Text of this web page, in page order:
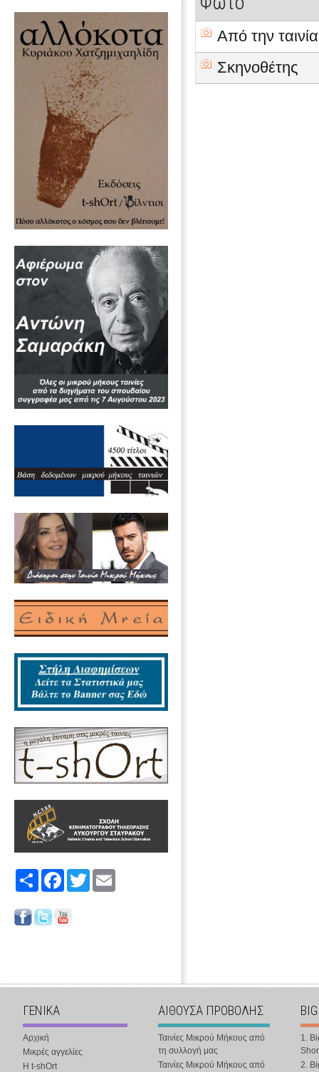
Share FacebookTwitter
Από την ταινία
Σκηνοθέτης
ΓΕΝΙΚΑ
Αρχική
Μικρές αγγελίες
Η t-shOrt
ΑΙΘΟΥΣΑ ΠΡΟΒΟΛΗΣ
Ταινίες Μικρού Μήκους από
τη συλλογή μας
Ταινίες Μικρού Μήκους από
1.
2.